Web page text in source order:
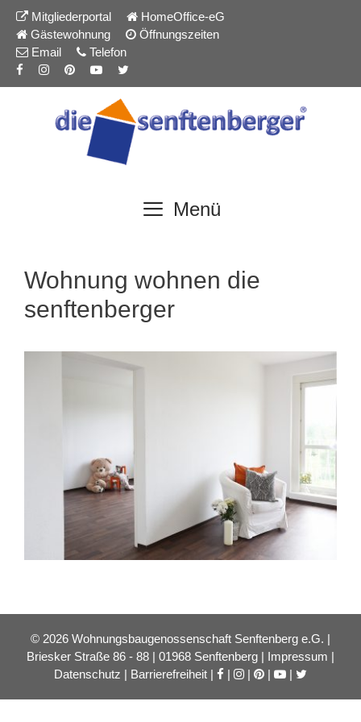
springen
Zum
Inhalt
springen
Mitgliederportal
HomeOffice-eG
Gästewohnung
Öffnungszeiten
Email
Telefon
Menü
Wohnung wohnen die
senftenberger
© 2026 Wohnungsbaugenossenschaft Senftenberg e.G. |
Briesker Straße 86 - 88 | 01968 Senftenberg | Impressum |
Datenschutz | Barrierefreiheit | | | | |